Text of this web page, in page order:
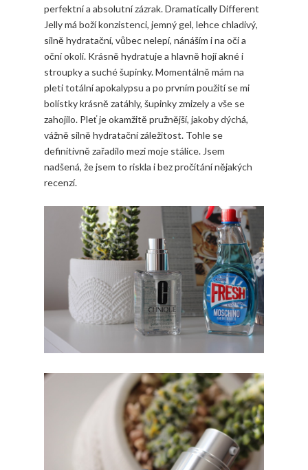
perfektní a absolutní zázrak. Dramatically Different
Jelly má boží konzistenci, jemný gel, lehce chladivý,
silně hydratační, vůbec nelepí, nánáším i na oči a
oční okolí. Krásně hydratuje a hlavně hojí akné i
stroupky a suché šupinky. Momentálně mám na
pleti totální apokalypsu a po prvním použití se mi
bolístky krásně zatáhly, šupinky zmizely a vše se
zahojilo. Pleť je okamžitě pružnější, jakoby dýchá,
vážně silně hydratační záležitost. Tohle se
definitivně zařadilo mezi moje stálice. Jsem
nadšená, že jsem to riskla i bez pročítání nějakých
recenzí.